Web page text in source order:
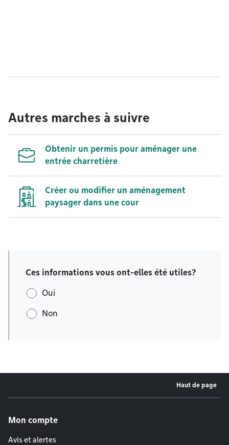
Autres marches à suivre
Obtenir un permis pour aménager une
entrée charretière
Créer ou modifier un aménagement
paysager dans une cour
Ces informations vous ont-elles été utiles?
Oui
Non
Haut de page
Mon compte
Avis et alertes